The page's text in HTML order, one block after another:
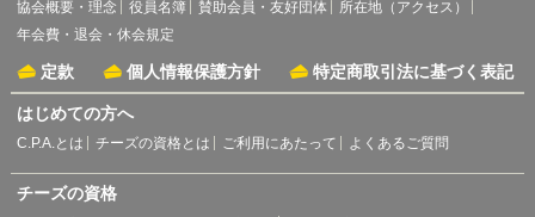
協会概要・理念 役員名簿 賛助会員・友好団体
所在地（アクセス）
年会費・退会・休会規定
定款 個人情報保護方針 特定商取引法に基づく表記
はじめての方へ
C.P.A.とは チーズの資格とは ご利用にあたって よくあるご質問
チーズの資格